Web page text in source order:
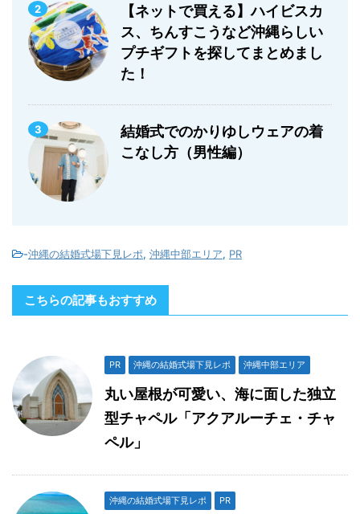
2
【ネットで買える】ハイビスカ
ス、ちんすこうなど沖縄らしい
プチギフトを探してまとめまし
た！
3
結婚式でのかりゆしウェアの着
こなし方（男性編）
-沖縄の結婚式場下見レポ, 沖縄中部エリア, PR
こちらの記事もおすすめ
PR 沖縄の結婚式場下見レポ 沖縄中部エリア
丸い屋根が可愛い、海に面した独立
型チャペル「アクアルーチェ・チャ
ペル」
沖縄の結婚式場下見レポ PR